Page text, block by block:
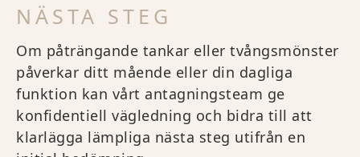
NÄSTA STEG
Om påträngande tankar eller tvångsmönster
påverkar ditt mående eller din dagliga
funktion kan vårt antagningsteam ge
konfidentiell vägledning och bidra till att
klarlägga lämpliga nästa steg utifrån en